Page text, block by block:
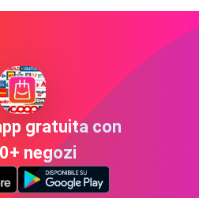
gratuita con
negozi